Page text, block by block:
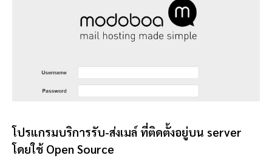
โปรแกรมบริการรับ-ส่งเมล์ ที่ติดตั้งอยู่บน server
โดยใช้ Open Source